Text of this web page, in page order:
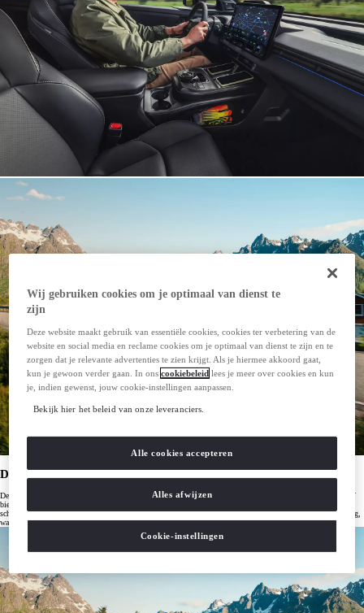
De beste elektrische auto prijs-kwaliteit: Toyota bZ4X
De Toyota bZ4X biedt de beste prijs-kwaliteitverhouding in de middenklasse. Deze volledig elektrische SUV
biedt geweldige prestaties en een actieradius die perfect past bij je dagelijkse ritten, en dat alles voor een
scherpe prijs. De bZ4X combineert Toyota's betrouwbare technologie met geavanceerde elektrische aandrijving,
wat het de ideale keuze maakt voor wie zoekt naar een middenklasse elektrische auto die echt waarde biedt.
Wij gebruiken cookies om je optimaal van dienst te
zijn
Deze website maakt gebruik van essentiële cookies, cookies ter verbetering van de
website en social media en reclame cookies om je optimaal van dienst te zijn en te
zorgen dat je relevante advertenties te zien krijgt. Als je hiermee akkoord gaat,
kun je gewoon verder gaan. In onscookiebeleid lees je meer over cookies en kun
je, indien gewenst, jouw cookie-instellingen aanpassen.
Bekijk hier het beleid van onze leveranciers.
Cookie-instellingen
Alles afwijzen
Alle cookies accepteren